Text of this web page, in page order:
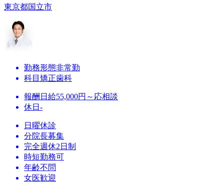
東京都国立市
勤務形態非常勤
科目 矯正歯科
報酬 日給55,000円～応相談
休日 -
日曜休診
分院長募集
完全週休2日制
時短勤務可
年齢不問
女医歓迎